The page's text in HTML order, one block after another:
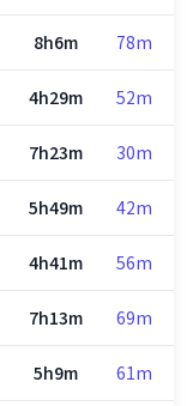
8h6m 78m
4h29m 52m
7h23m 30m
5h49m 42m
4h41m 56m
7h13m 69m
5h9m 61m